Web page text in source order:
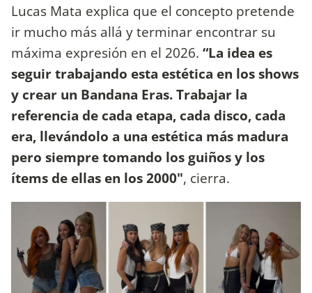
Lucas Mata explica que el concepto pretende
ir mucho más allá y terminar encontrar su
máxima expresión en el 2026. “La idea es
seguir trabajando esta estética en los shows
y crear un Bandana Eras. Trabajar la
referencia de cada etapa, cada disco, cada
era, llevándolo a una estética más madura
pero siempre tomando los guiños y los
ítems de ellas en los 2000", cierra.